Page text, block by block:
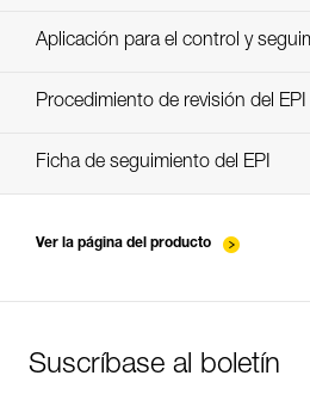
Technical
Aplicación para el control y
descubra
Procedimiento de revisión del EPI
verif-EPI-poulies-
Ficha de seguimiento del EPI
Ver la página del producto
Suscríbase al boletín